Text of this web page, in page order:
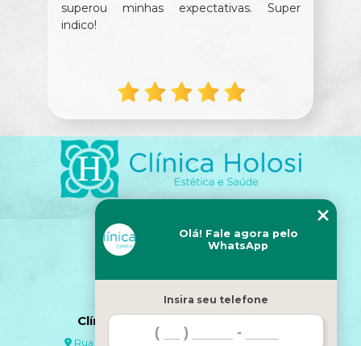
superou minhas expectativas. Super
indico!
Siga-nos!
Clínica Holosi - Estética e Saúde
Rua Cerro Corá, 585, Torre 1 Sala 102 - São Paulo
Olá! Fale agora pelo
WhatsApp
Insira seu telefone